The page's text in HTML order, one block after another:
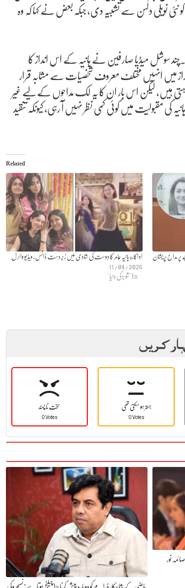
نئی نویلی دلہن سے تشبیہ دی، جبکہ بعض نے کہا کہ وہ
سوشل میڈیا صارفین نے ہانیہ کے اس انداز کا
انداز میں انہیں مختلف معروف شخصیات سے مشابہ قرار
رہتی ہیں، لیکن اس بار ان کا یہ لک مداحوں کے لیے غیر
کی مقبولیت میں کوئی کمی نظر نہیں آ رہی، کیونکہ تنقید
Related
اداکارہ ہانیہ عامر کا دوست کی شادی میں زبردست ڈانس، ویڈیو وائرل
11/04/2026
In "شوبز کی دنیا"
پر مداح پریشان
کریں
سخت نا پسند
0 Votes
بہتر ہو سکتی تھی
0 Votes
نور
ماضی کے شاہکار ڈرامے کو دوبارہ پیش کرنا بڑا چیلنج ہوتا ہے’ نسیم وکی